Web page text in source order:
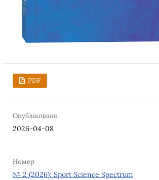
PDF
Опубліковано
2026-04-08
Номер
№ 2 (2026): Sport Science Spectrum